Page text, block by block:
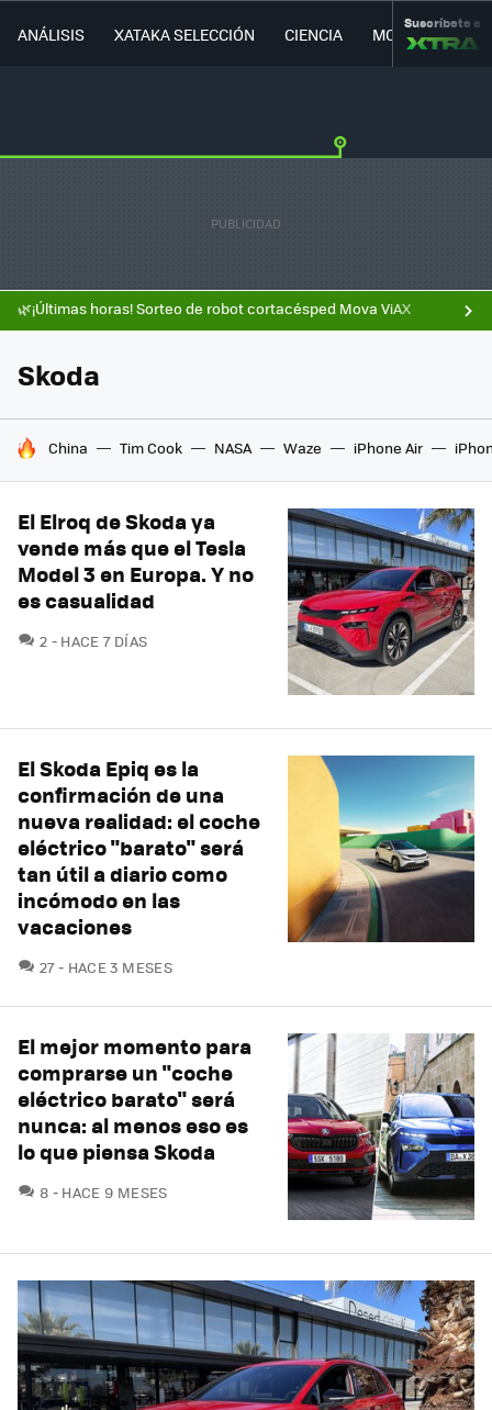
ANÁLISIS XATAKA SELECCIÓN CIENCIA MOVILIDAD
Suscríbete a
🌿¡Últimas horas! Sorteo de robot cortacésped Mova ViAX
Skoda
HOY SE HABLA DE
China Tim Cook NASA Waze iPhone Air
El Elroq de Skoda ya
vende más que el Tesla
Model 3 en Europa. Y no
es casualidad
2 COMENTARIOS
HACE 7 DÍAS
El Skoda Epiq es la
confirmación de una
nueva realidad: el coche
eléctrico "barato" será
tan útil a diario como
incómodo en las
vacaciones
27COMENTARIOS
HACE 3 MESES
El mejor momento para
comprarse un "coche
eléctrico barato" será
nunca: al menos eso es
lo que piensa Skoda
8 COMENTARIOS
HACE 9 MESES